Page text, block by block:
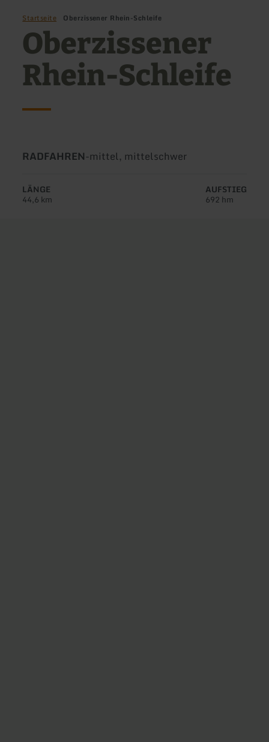
Startseite Oberzissener Rhein-Schleife
Oberzissener
Rhein-Schleife
Art
Tour:
RADFAHREN-Schwierigkeit:
mittel, mittelschwer
LÄNGE
44,6 km
AUFSTIEG
692 hm